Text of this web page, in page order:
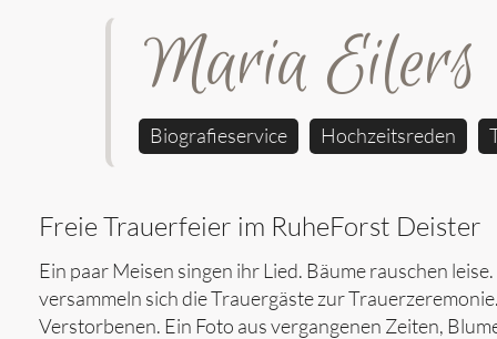
Biografieservice Hochzeitsreden
Freie Trauerfeier im RuheForst Deister
Ein paar Meisen singen ihr Lied. Bäume rauschen
versammeln sich die Trauergäste zur
Verstorbenen. Ein Foto aus vergangenen Zeiten,
Maria Eilers